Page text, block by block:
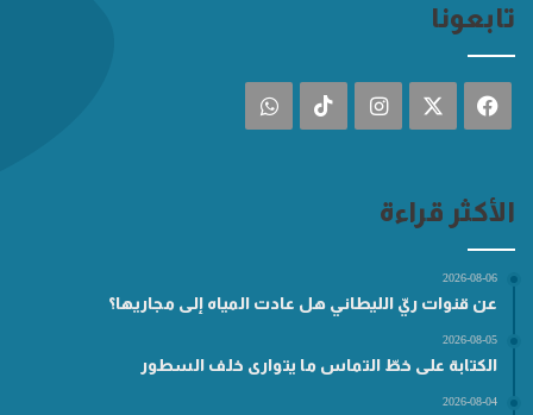
تابعونا
فيسبوك انستقرام ‫TikTokواتساب
الأكثر قراءة
2026-08-06
عن قنوات ريّ الليطاني هل عادت المياه إلى مجاريها؟
2026-08-05
الكتابة على خطّ التماس ما يتوارى خلف السطور
2026-08-04